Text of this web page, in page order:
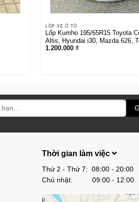
LỐP XE Ô TÔ
Lốp Kumho 195/65R15 Toyota
Altis, Hyundai i30, Mazda 626,
Zace, Hyundai Elantra, Peugeot
1.200.000₫
Thời gian làm việc
Thứ 2 - Thứ 7: 08:00 - 20:00
Chủ nhật: 09:00 - 12:00